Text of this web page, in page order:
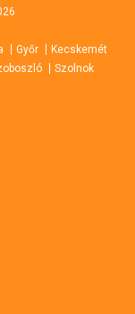
Győr
Kecskemét
Szolnok